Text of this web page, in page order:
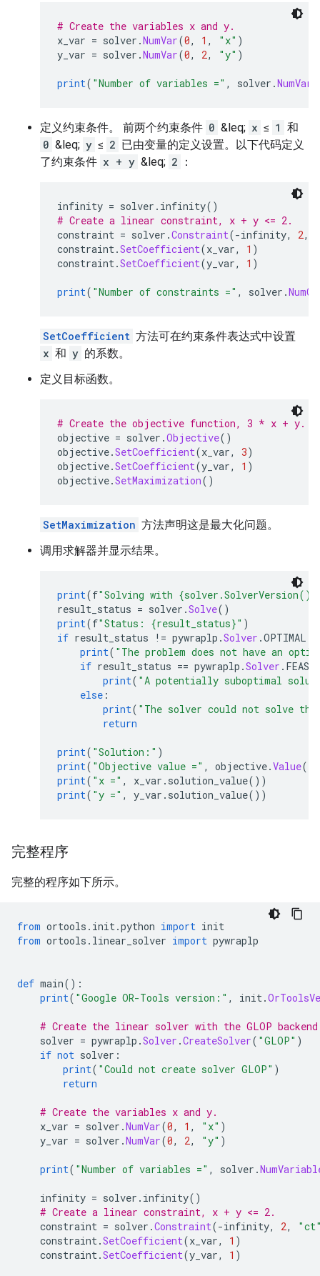
# Create the variables x and y.
x_var = solver .NumVar(0, 1 , "x" )
y_var = solver .NumVar(0, 2, "y" )
print( "Number of variables =" , solver .
定义约束条件。 前两个约束条件 0 &leq; x ≤ 1 和
0 &leq; y ≤ 2 已由变量的定义设置。以下代码定义
了约束条件 x + y &leq; 2 ：
infinity = solver . infinity()
# Create a linear constraint, x + y <= 2.
constraint = solver .Constraint(-infinity, 2,
constraint.SetCoefficient(x_var, 1 )
constraint.SetCoefficient(y_var, 1 )
print( "Number of constraints =" , solver .
SetCoefficient 方法可在约束条件表达式中设置
x 和 y 的系数。
定义目标函数。
# Create the objective function, 3 * x + y.
objective = solver .Objective()
objective.SetCoefficient(x_var, 3)
objective.SetCoefficient(y_var, 1 )
objective.SetMaximization()
SetMaximization 方法声明这是最大化问题。
调用求解器并显示结果。
print(f"Solving with
result_status = solver .Solve()
print(f"Status: {result_status}" )
if result_status != pywraplp .Solver .OPTIMAL
print( "The problem does not have an
if result_status == pywraplp .Solver .
print( "A potentially suboptimal
else :
print( "The solver could not solve the
return
print( "Solution:" )
print( "Objective value =" , objective.Value())
print( "x =" , x_var . solution_value())
print( "y =" , y_var . solution_value())
完整程序
完整的程序如下所示。
from ortools . init.python import init
from ortools . linear_solver import pywraplp
def main():
print( "Google OR-Tools version:" , init.
# Create the linear solver with the GLOP
solver = pywraplp .Solver .CreateSolver( "GLOP" )
if not solver :
print( "Could not create solver GLOP" )
return
# Create the variables x and y.
x_var = solver .NumVar(0, 1 , "x" )
y_var = solver .NumVar(0, 2, "y" )
print( "Number of variables =" , solver .
infinity = solver . infinity()
# Create a linear constraint, x + y <= 2.
constraint = solver .Constraint(-infinity, 2,
constraint.SetCoefficient(x_var, 1 )
constraint.SetCoefficient(y_var, 1 )